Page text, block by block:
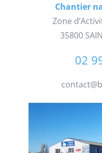
Chantier
Zone
35800
02